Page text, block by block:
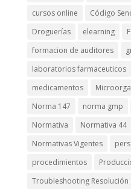
cursos online
Código
Droguerías
elearning
formacion de auditores
laboratorios farmaceuticos
medicamentos
Norma 147
norma gmp
Normativa
Normativa 44
Normativas Vigentes
procedimientos
Troubleshooting